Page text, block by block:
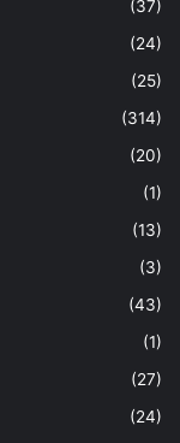
(37)
(24)
(25)
(314)
(20)
(1)
(13)
(3)
(43)
(1)
(27)
(24)